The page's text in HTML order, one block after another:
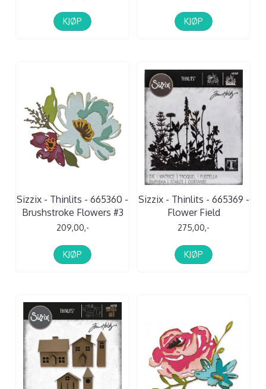
KJØP KJØP
Sizzix - Thinlits - 665360 -
Brushstroke Flowers #3
209,00,-
KJØP
Sizzix - Thinlits - 665369 -
Flower Field
275,00,-
KJØP